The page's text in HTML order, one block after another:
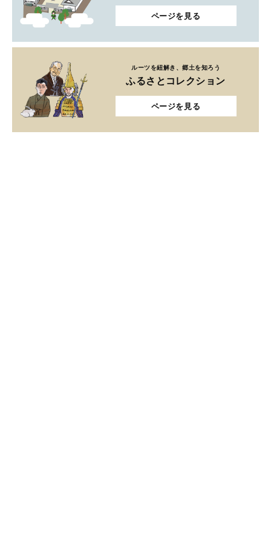
ページを見る
ルーツを紐解き、郷土を知ろう
ふるさとコレクション
ページを見る